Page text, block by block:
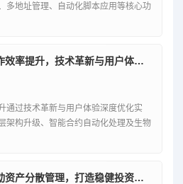
多地址管理、自动化脚本应用等核心功
数字钱包操作效率提升，技术革新与用户体验的深度优化全解析
通过技术革新与用户体验深度优化实
架构升级、智能合约自动化处理及生物
数字钱包驱动资产分散管理，打造稳健投资组合的智慧策略